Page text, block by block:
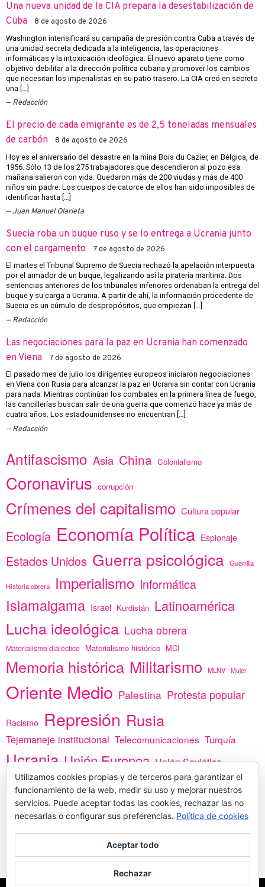
Una nueva unidad de la CIA prepara la desestabilización de
Cuba
8 de agosto de 2026
Washington intensificará su campaña de presión contra Cuba a través de
una unidad secreta dedicada a la inteligencia, las operaciones
informáticas y la intoxicación ideológica. El nuevo aparato tiene como
objetivo debilitar a la dirección política cubana y promover los cambios
que necesitan los imperialistas en su patio trasero. La CIA creó en secreto
una […]
Redacción
El precio de cada emigrante es de 2,5 toneladas mensuales
de carbón
8 de agosto de 2026
Hoy es el aniversario del desastre en la mina Bois du Cazier, en Bélgica, de
1956. Sólo 13 de los 275 trabajadores que descendieron al pozo esa
mañana salieron con vida. Quedaron más de 200 viudas y más de 400
niños sin padre. Los cuerpos de catorce de ellos han sido imposibles de
identificar hasta […]
Juan Manuel Olarieta
Suecia roba un buque ruso y se lo entrega a Ucrania junto
con el cargamento
7 de agosto de 2026
El martes el Tribunal Supremo de Suecia rechazó la apelación interpuesta
por el armador de un buque, legalizando así la piratería marítima. Dos
sentencias anteriores de los tribunales inferiores ordenaban la entrega del
buque y su carga a Ucrania. A partir de ahí, la información procedente de
Suecia es un cúmulo de despropósitos, que empiezan […]
Redacción
Las negociaciones para la paz en Ucrania han comenzado
en Viena
7 de agosto de 2026
El pasado mes de julio los dirigentes europeos iniciaron negociaciones
en Viena con Rusia para alcanzar la paz en Ucrania sin contar con Ucrania
para nada. Mientras continúan los combates en la primera línea de fuego,
las cancillerías buscan salir de una guerra que comenzó hace ya más de
cuatro años. Los estadounidenses no encuentran […]
Redacción
Antifascismo Asia China Colonialismo
Coronavirus corrupción
Crímenes del capitalismo Cultura popular
Ecología Economía Política Espionaje
Estados Unidos Guerra psicológica Guerrilla
Historia obrera Imperialismo Informática
Islamalgama Israel Kurdistán Latinoamérica
Lucha ideológica Lucha obrera
Materialismo dialéctico Materialismo histórico MCI
Memoria histórica Militarismo MLNV Mujer
Oriente Medio Palestina Protesta popular
Racismo Represión Rusia
Tejemaneje institucional Telecomunicaciones Turquía
Ucrania Unión Europea Unión Soviética
vacunas Yemen África
PREGÚNTANOS
Utilizamos cookies propias y de terceros para garantizar el
funcionamiento de la web, medir su uso y mejorar nuestros
servicios. Puede aceptar todas las cookies, rechazar las no
necesarias o configurar sus preferencias. Política de cookies
Aceptar todo
Rechazar